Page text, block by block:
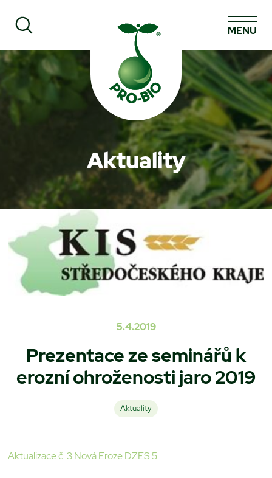
Prohledat PRO-BIO
MENU
Aktuality
5.4.2019
Prezentace ze seminářů k
erozní ohroženosti jaro 2019
Aktuality
Aktualizace č. 3 Nová Eroze DZES 5